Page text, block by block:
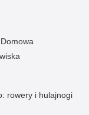
rowery i hulajnogi